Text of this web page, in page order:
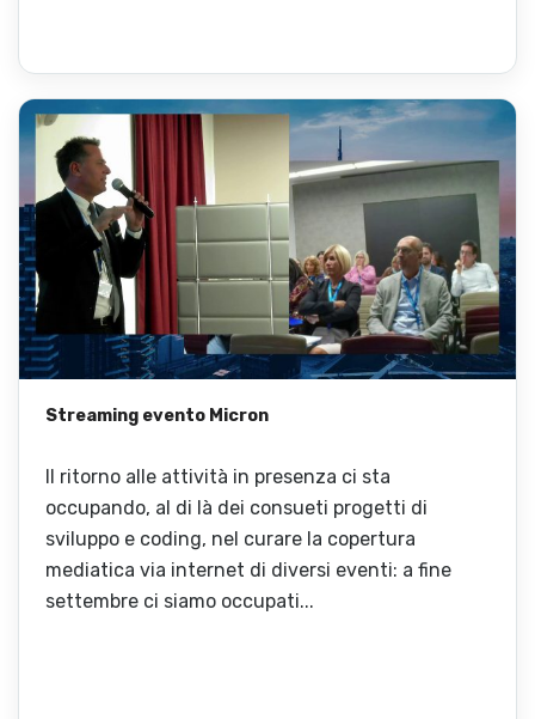
Streaming evento Micron
Il ritorno alle attività in presenza ci sta
occupando, al di là dei consueti progetti di
sviluppo e coding, nel curare la copertura
mediatica via internet di diversi eventi: a fine
settembre ci siamo occupati...